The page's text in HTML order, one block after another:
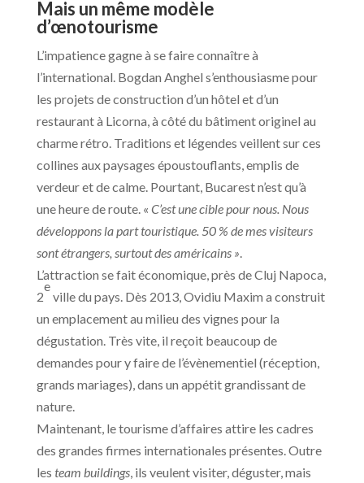
Mais un même modèle
d’œnotourisme
L’impatience gagne à se faire connaître à
l’international. Bogdan Anghel s’enthousiasme pour
les projets de construction d’un hôtel et d’un
restaurant à Licorna, à côté du bâtiment originel au
charme rétro. Traditions et légendes veillent sur ces
collines aux paysages époustouflants, emplis de
verdeur et de calme. Pourtant, Bucarest n’est qu’à
une heure de route. « C’est une cible pour nous. Nous
développons la part touristique. 50 % de mes visiteurs
sont étrangers, surtout des américains »
L’attraction se fait économique, près de Cluj Napoca,
2
e
ville du pays. Dès 2013, Ovidiu Maxim a construit
un emplacement au milieu des vignes pour la
dégustation. Très vite, il reçoit beaucoup de
demandes pour y faire de l’évènementiel (réception,
grands mariages), dans un appétit grandissant de
nature.
Maintenant, le tourisme d’affaires attire les cadres
des grandes firmes internationales présentes. Outre
les team buildings, ils veulent visiter, déguster, mais